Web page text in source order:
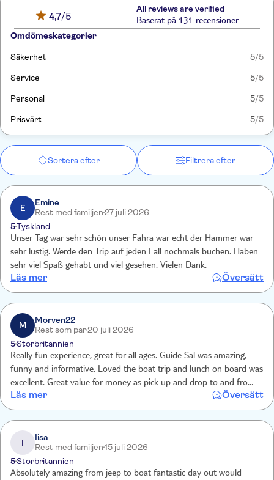
4,7/5
All reviews are verified
Baserat på 131 recensioner
Omdömeskategorier
Säkerhet 5/5
Service 5/5
Personal 5/5
Prisvärt 5/5
Sortera efter Filtrera efter
E
Emine
Rest med familjen27 juli 2026
5Tyskland
Unser Tag war sehr schön unser Fahra war echt der Hammer war
sehr lustig. Werde den Trip auf jeden Fall nochmals buchen. Haben
sehr viel Spaß gehabt und viel gesehen. Vielen Dank.
Läs mer Översätt
M
Morven22
Rest som par20 juli 2026
5Storbritannien
Really fun experience, great for all ages. Guide Sal was amazing,
funny and informative. Loved the boat trip and lunch on board was
excellent. Great value for money as pick up and drop to and from
hotel all included.
Läs mer Översätt
I
Iisa
Rest med familjen15 juli 2026
5Storbritannien
Absolutely amazing from jeep to boat fantastic day out would